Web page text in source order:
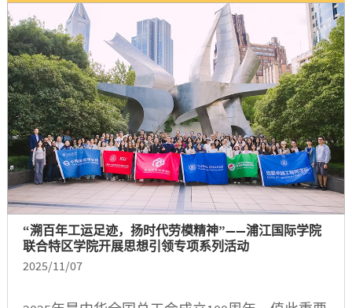
堂，围绕未来科技、人文交流与可持续发展等议
题，开启了一场为期五天的思想碰撞与文化交流
活动，为中日两国间的相互了解留下了无数令人
难忘的动人瞬间。本次活动由中国驻日本大使馆
组织，上海交通大学浦江国际学院承办。 交大交
流...
“溯百年工运足迹，扬时代劳模精神”——浦江国际学院
联合特区学院开展思想引领专项系列活动
2025/11/07